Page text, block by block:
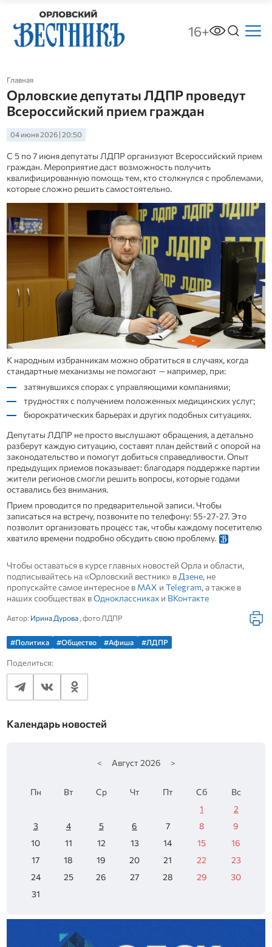
16+
Главная
Орловские депутаты ЛДПР проведут
Всероссийский прием граждан
04 июня 2026 | 20:50
С 5 по 7 июня депутаты ЛДПР организуют Всероссийский прием
граждан. Мероприятие даст возможность получить
квалифицированную помощь тем, кто столкнулся с проблемами,
которые сложно решить самостоятельно.
К народным избранникам можно обратиться в случаях, когда
стандартные механизмы не помогают — например, при:
затянувшихся спорах с управляющими компаниями;
трудностях с получением положенных медицинских услуг;
бюрократических барьерах и других подобных ситуациях.
Депутаты ЛДПР не просто выслушают обращения, а детально
разберут каждую ситуацию, составят план действий с опорой на
законодательство и помогут добиться справедливости. Опыт
предыдущих приемов показывает: благодаря поддержке партии
жители регионов смогли решить вопросы, которые годами
оставались без внимания.
Прием проводится по предварительной записи. Чтобы
записаться на встречу, позвоните по телефону: 55‑27‑27. Это
позволит организовать процесс так, чтобы каждому посетителю
хватило времени подробно обсудить свою проблему.
Чтобы оставаться в курсе главных новостей Орла и области,
подписывайтесь на «Орловский вестник» в Дзене, не
пропускайте самое интересное в MAX и Telegram, а также в
наших сообществах вОдноклассникахи ВКонтакте
Автор: Ирина Дурова, фото ЛДПР
#Политика #Общество #Афиша #ЛДПР
Поделиться:
Календарь новостей
< Август 2026 >
Пн Вт Ср Чт Пт Сб
Вс
1
2
3
4 5 6 7 8
9
10
11 12 13 14 15
16
17
18 19 20 21 22
23
24
25 26 27 28 29
30
31